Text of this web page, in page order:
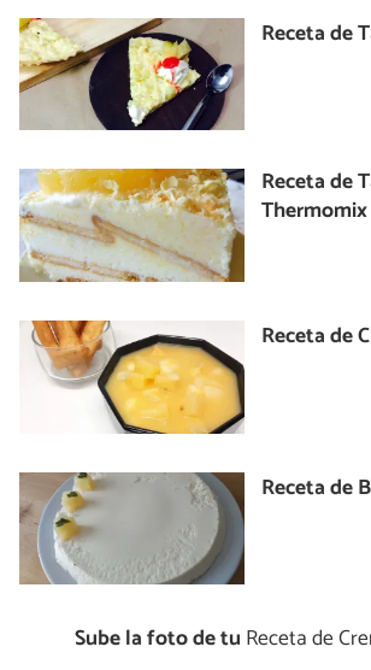
Receta de
Receta de
Thermomix
Receta de
Receta de
Sube la foto de tu Receta de